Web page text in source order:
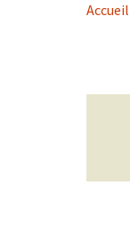
Accueil